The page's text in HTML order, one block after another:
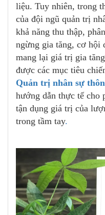
liệu. Tuy nhiên, trong
của đội ngũ quản trị
khả năng thu thập,
ngừng gia tăng, cơ hội
mang lại giá trị gia
được các mục tiêu
Quản trị nhân sự
hướng dẫn thực tế cho
tận dụng giá trị của
trong tầm tay.